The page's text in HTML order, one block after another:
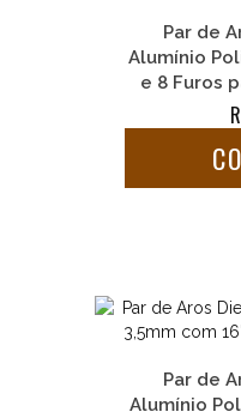
Par de
Alumínio
e 8 Furos
Par de
Alumínio